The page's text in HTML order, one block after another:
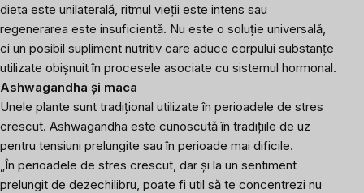
dieta este unilaterală, ritmul vieții este intens sau
regenerarea este insuficientă. Nu este o soluție universală,
ci un posibil supliment nutritiv care aduce corpului substanțe
utilizate obișnuit în procesele asociate cu sistemul hormonal.
Ashwagandha și maca
Unele plante sunt tradițional utilizate în perioadele de stres
crescut. Ashwagandha este cunoscută în tradițiile de uz
pentru tensiuni prelungite sau în perioade mai dificile.
„În perioadele de stres crescut, dar și la un sentiment
prelungit de dezechilibru, poate fi util să te concentrezi nu